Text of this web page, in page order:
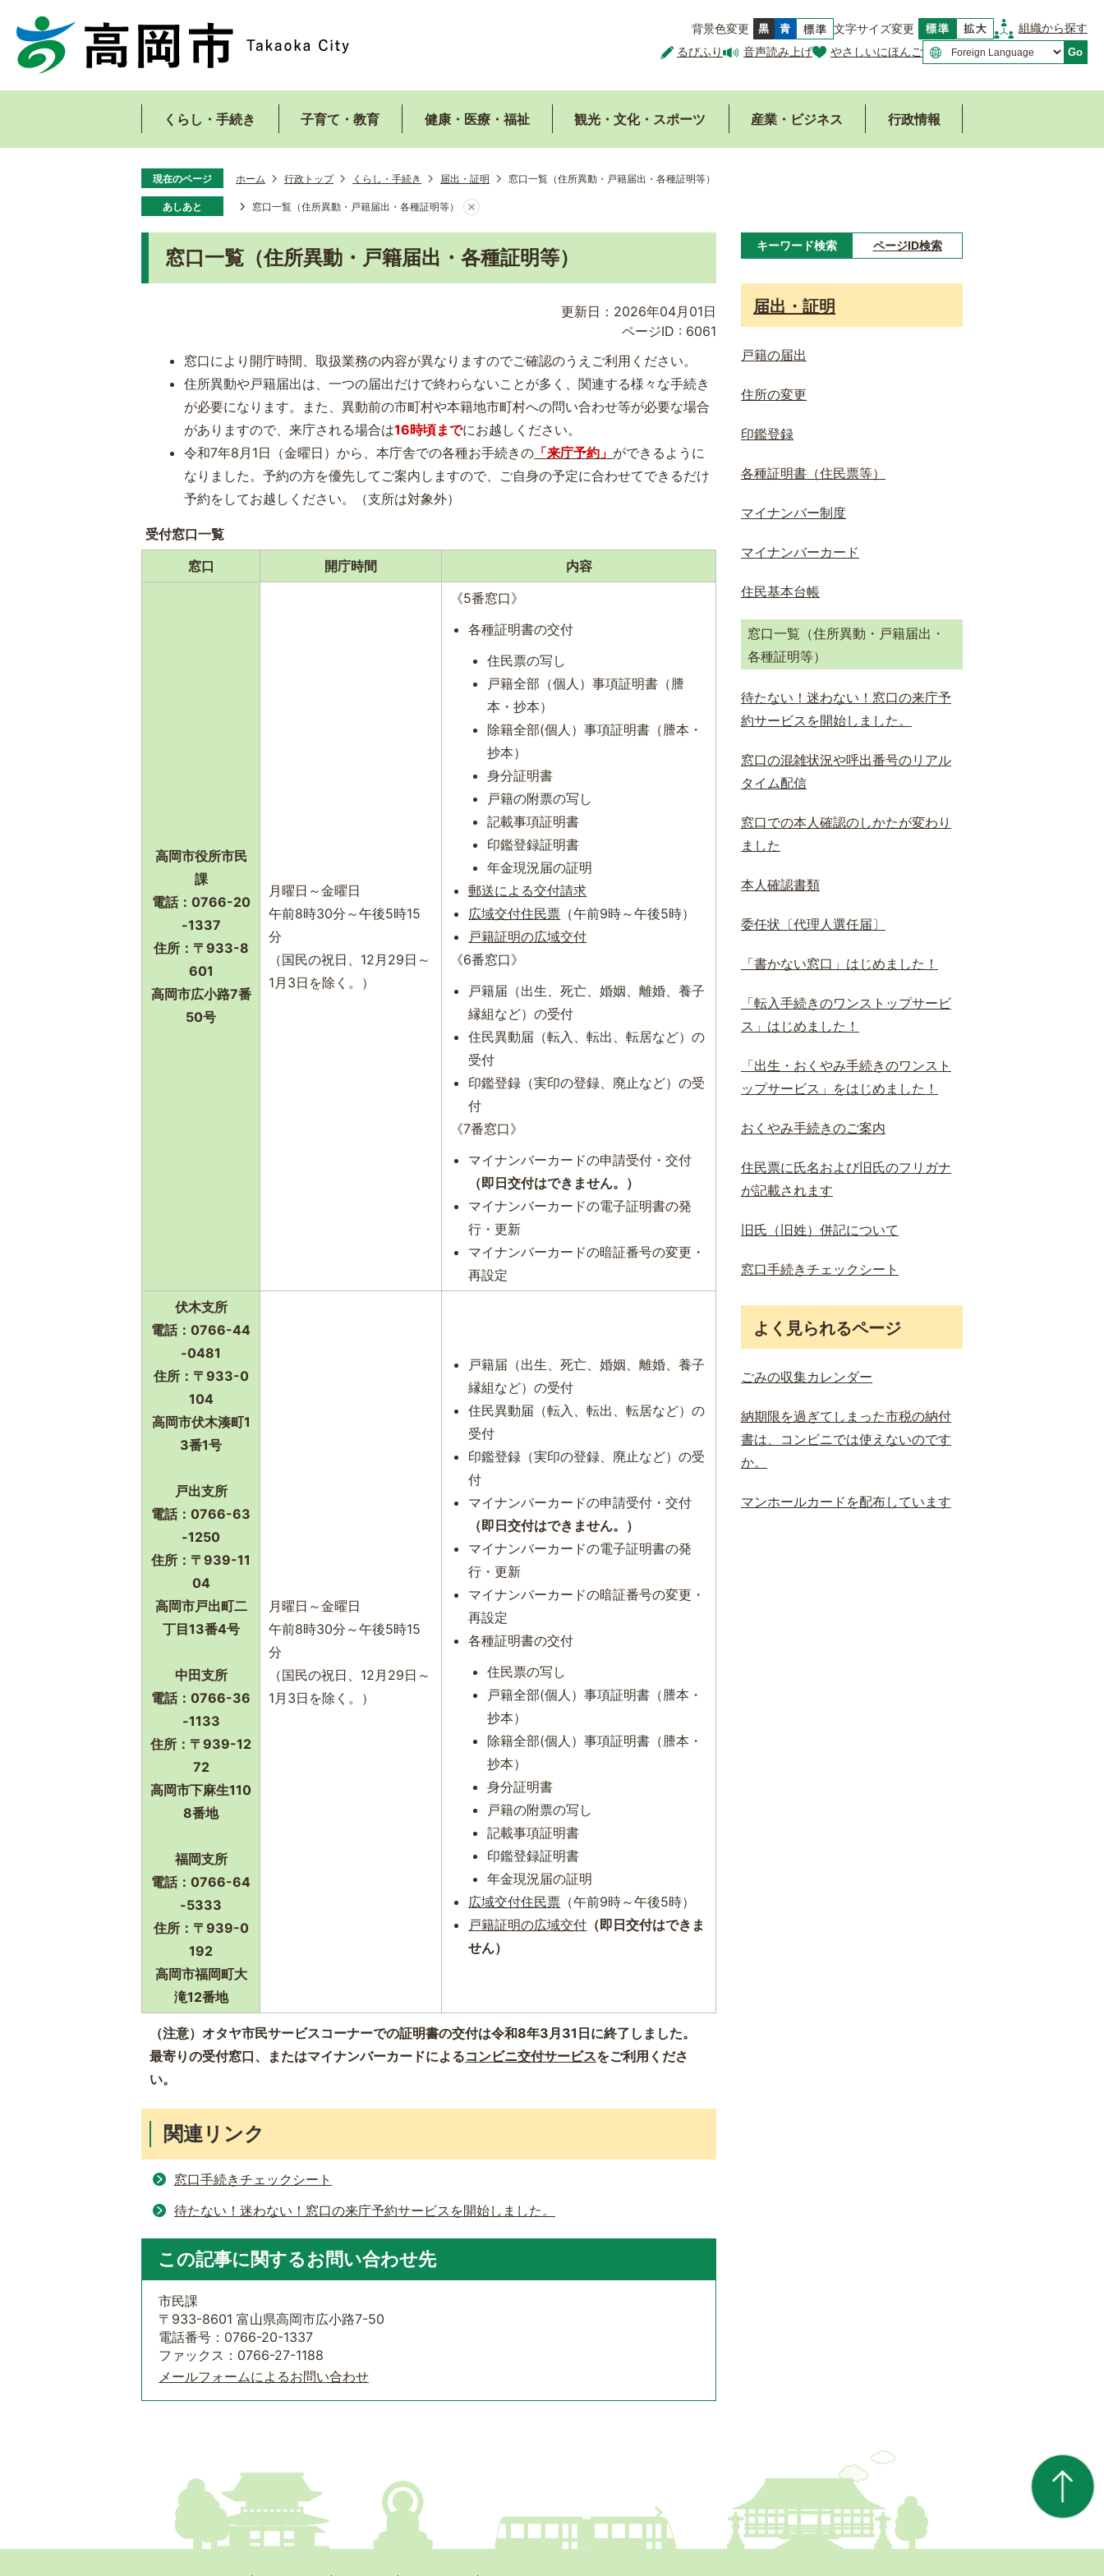
背景色変更 文字サイズ変更
組織から探す
るびふり
音声読み上げ やさしいにほんご Go
くらし・手続き 子育て・教育 健康・医療・福祉 観光・文化・スポーツ 産業・ビジネス 行政情報
現在のページ ホーム 行政トップ くらし・手続き 届出・証明 窓口一覧（住所異動・戸籍届出・各種証明等）
あしあと 窓口一覧（住所異動・戸籍届出・各種証明等）
窓口一覧（住所異動・戸籍届出・各種証明等）
更新日：2026年04月01日
ページID : 6061
窓口により開庁時間、取扱業務の内容が異なりますのでご確認のうえご利用ください。
住所異動や戸籍届出は、一つの届出だけで終わらないことが多く、関連する様々な手続き
が必要になります。また、異動前の市町村や本籍地市町村への問い合わせ等が必要な場合
がありますので、来庁される場合は16時頃までにお越しください。
令和7年8月1日（金曜日）から、本庁舎での各種お手続きの 「来庁予約」 ができるように
なりました。予約の方を優先してご案内しますので、ご自身の予定に合わせてできるだけ
予約をしてお越しください。（支所は対象外）
受付窓口一覧
窓口
開庁時間 内容
高岡市役所市民
課
電話：0766-20
-1337
住所：〒933-8
601
高岡市広小路7番
50号
月曜日～金曜日
午前8時30分～午後5時15
分
（国民の祝日、12月29日～
1月3日を除く。）
《5番窓口》
各種証明書の交付
住民票の写し
戸籍全部（個人）事項証明書（謄
本・抄本）
除籍全部(個人）事項証明書（謄本・
抄本）
身分証明書
戸籍の附票の写し
記載事項証明書
印鑑登録証明書
年金現況届の証明
郵送による交付請求
広域交付住民票 （午前9時～午後5時）
戸籍証明の広域交付
《6番窓口》
戸籍届（出生、死亡、婚姻、離婚、養子
縁組など）の受付
住民異動届（転入、転出、転居など）の
受付
印鑑登録（実印の登録、廃止など）の受
付
《7番窓口》
マイナンバーカードの申請受付・交付
（即日交付はできません。）
マイナンバーカードの電子証明書の発
行・更新
マイナンバーカードの暗証番号の変更・
再設定
伏木支所
電話：0766-44
-0481
住所：〒933-0
104
高岡市伏木湊町1
3番1号
戸出支所
電話：0766-63
-1250
住所：〒939-11
04
高岡市戸出町二
丁目13番4号
中田支所
電話：0766-36
-1133
住所：〒939-12
72
高岡市下麻生110
8番地
福岡支所
電話：0766-64
-5333
住所：〒939-0
192
高岡市福岡町大
滝12番地
月曜日～金曜日
午前8時30分～午後5時15
分
（国民の祝日、12月29日～
1月3日を除く。）
戸籍届（出生、死亡、婚姻、離婚、養子
縁組など）の受付
住民異動届（転入、転出、転居など）の
受付
印鑑登録（実印の登録、廃止など）の受
付
マイナンバーカードの申請受付・交付
（即日交付はできません。）
マイナンバーカードの電子証明書の発
行・更新
マイナンバーカードの暗証番号の変更・
再設定
各種証明書の交付
住民票の写し
戸籍全部(個人）事項証明書（謄本・
抄本）
除籍全部(個人）事項証明書（謄本・
抄本）
身分証明書
戸籍の附票の写し
記載事項証明書
印鑑登録証明書
年金現況届の証明
広域交付住民票 （午前9時～午後5時）
戸籍証明の広域交付 （即日交付はできま
せん）
（注意）オタヤ市民サービスコーナーでの証明書の交付は令和8年3月31日に終了しました。
最寄りの受付窓口、またはマイナンバーカードによるコンビニ交付サービスをご利用くださ
い。
関連リンク
窓口手続きチェックシート
待たない！迷わない！窓口の来庁予約サービスを開始しました。
この記事に関するお問い合わせ先
市民課
〒933-8601 富山県高岡市広小路7-50
電話番号：0766-20-1337
ファックス：0766-27-1188
メールフォームによるお問い合わせ
キーワード検索 ページID検索
ワ
ー
検
届出・証明
戸籍の届出
住所の変更
印鑑登録
各種証明書（住民票等）
マイナンバー制度
マイナンバーカード
住民基本台帳
窓口一覧（住所異動・戸籍届出・
各種証明等）
待たない！迷わない！窓口の来庁予
約サービスを開始しました。
窓口の混雑状況や呼出番号のリアル
タイム配信
窓口での本人確認のしかたが変わり
ました
本人確認書類
委任状〔代理人選任届〕
「書かない窓口」はじめました！
「転入手続きのワンストップサービ
ス」はじめました！
「出生・おくやみ手続きのワンスト
ップサービス」をはじめました！
おくやみ手続きのご案内
住民票に氏名および旧氏のフリガナ
が記載されます
旧氏（旧姓）併記について
窓口手続きチェックシート
よく見られるページ
ごみの収集カレンダー
納期限を過ぎてしまった市税の納付
書は、コンビニでは使えないのです
か。
マンホールカードを配布しています